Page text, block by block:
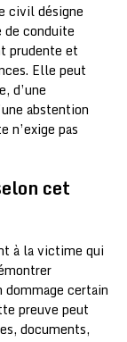
civil désigne
conduite
prudente et
Elle peut
d’une
abstention
n’exige pas
cet
à la victime qui
dommage certain
preuve peut
documents,